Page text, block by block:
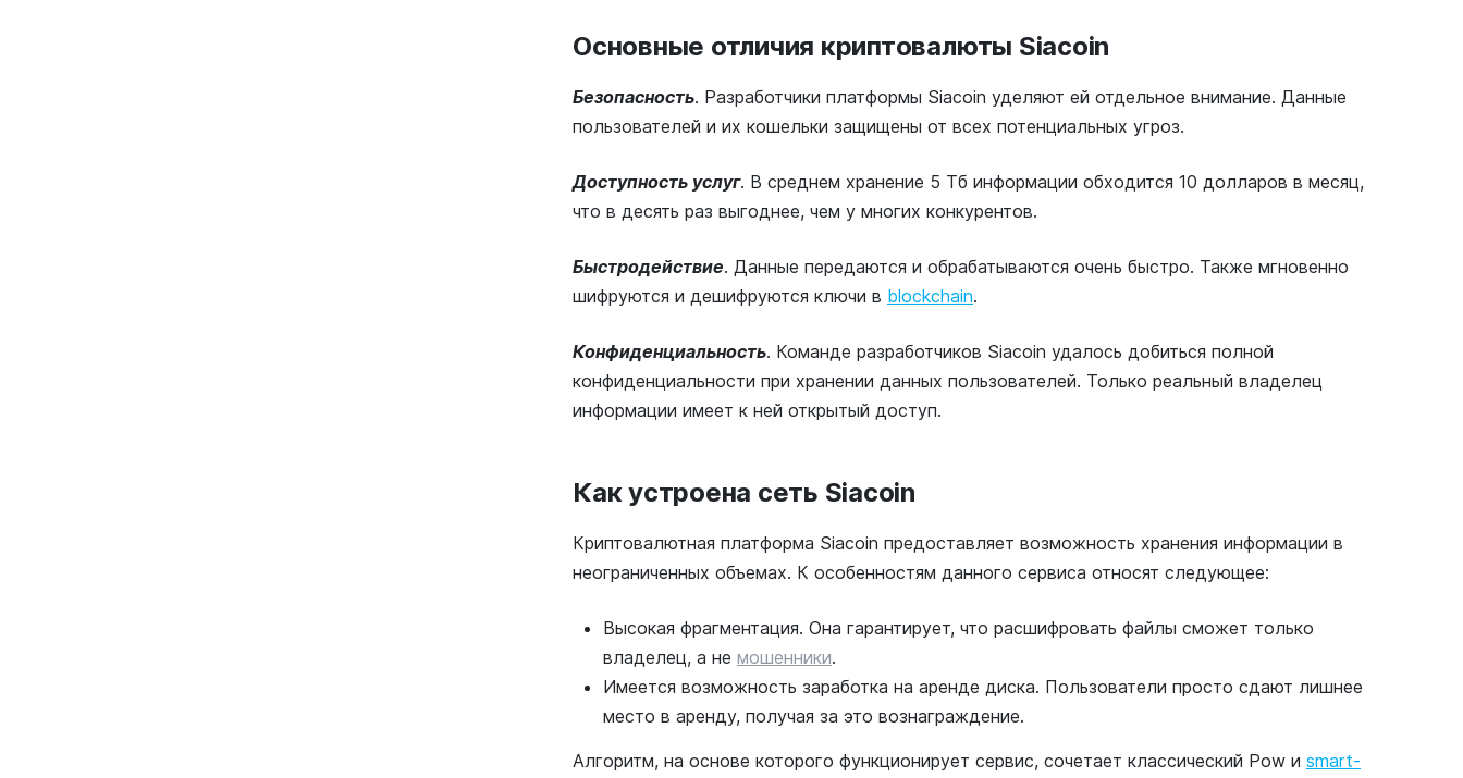
Основные отличия криптовалюты Siacoin
Безопасность. Разработчики платформы Siacoin уделяют ей отдельное внимание. Данные
пользователей и их кошельки защищены от всех потенциальных угроз.
Доступность услуг. В среднем хранение 5 Тб информации обходится 10 долларов в месяц,
что в десять раз выгоднее, чем у многих конкурентов.
Быстродействие. Данные передаются и обрабатываются очень быстро. Также мгновенно
шифруются и дешифруются ключи в blockchain.
Конфиденциальность. Команде разработчиков Siacoin удалось добиться полной
конфиденциальности при хранении данных пользователей. Только реальный владелец
информации имеет к ней открытый доступ.
Как устроена сеть Siacoin
Криптовалютная платформа Siacoin предоставляет возможность хранения информации в
неограниченных объемах. К особенностям данного сервиса относят следующее:
Высокая фрагментация. Она гарантирует, что расшифровать файлы сможет только
владелец, а не мошенники.
Имеется возможность заработка на аренде диска. Пользователи просто сдают лишнее
место в аренду, получая за это вознаграждение.
Алгоритм, на основе которого функционирует сервис, сочетает классический Pow и smart-